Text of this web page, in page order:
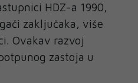
HDZ-a 1990,
zaključaka, više
Ovakav razvoj
zastoja u